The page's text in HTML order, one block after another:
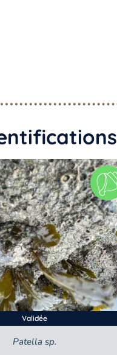
Validée
Patella sp.